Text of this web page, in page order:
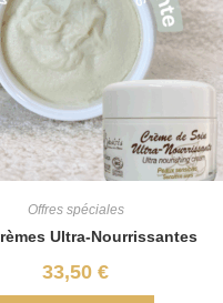
Offres spéciales
Ultra-Nourrissantes
33,50 €